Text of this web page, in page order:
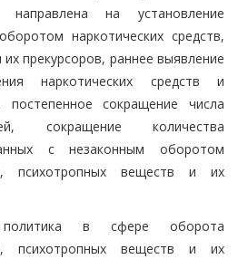
направлена на установление
наркотических средств,
прекурсоров, раннее выявление
наркотических средств и
постепенное сокращение числа
сокращение количества
с незаконным оборотом
психотропных веществ и их
политика в сфере оборота
психотропных веществ и их